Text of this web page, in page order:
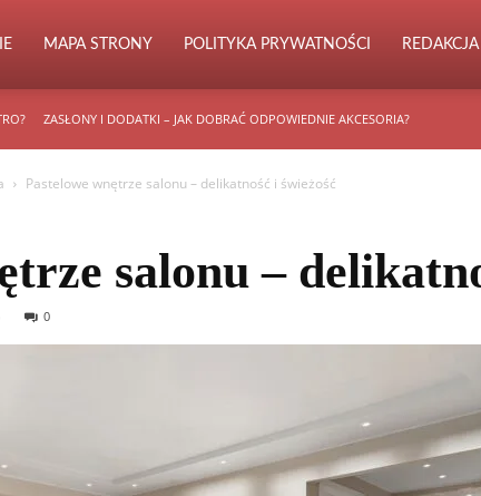
MAPA STRONY POLITYKA PRYWATNOŚCI REDAKCJA
ZASŁONY I DODATKI – JAK DOBRAĆ ODPOWIEDNIE AKCESORIA?
Pastelowe wnętrze salonu – delikatność i świeżość
salonu –
0